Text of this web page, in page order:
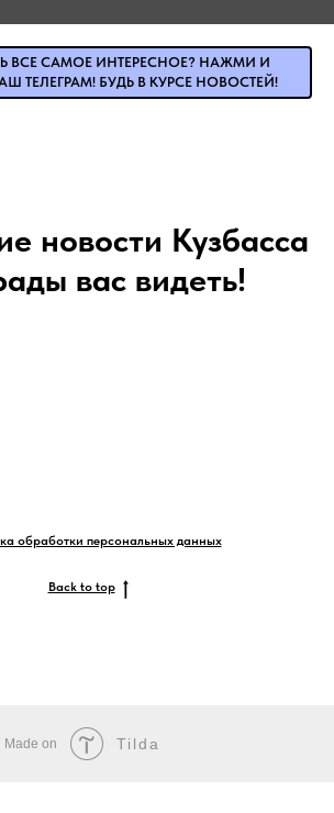
ВСЕ САМОЕ ИНТЕРЕСНОЕ? НАЖМИ И
ТЕЛЕГРАМ! БУДЬ В КУРСЕ НОВОСТЕЙ!
новости Кузбасса
вас видеть!
обработки персональных данных
Back to top
Made on Tilda